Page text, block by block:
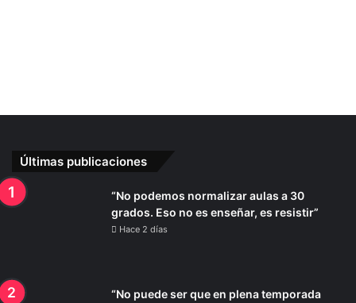
Últimas publicaciones
“No podemos normalizar aulas a 30
grados. Eso no es enseñar, es resistir”
Hace 2 días
“No puede ser que en plena temporada